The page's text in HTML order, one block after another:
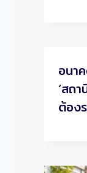
อนา
‘สถ
ต้อง